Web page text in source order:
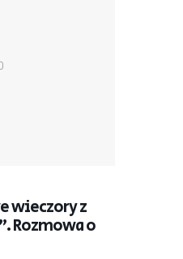
wieczory z
Rozmowa o